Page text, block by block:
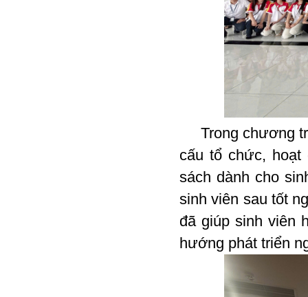
Trong chương
cấu tổ chức, hoạt
sách dành cho
sinh viên sau tốt
đã giúp sinh viên
hướng phát triển